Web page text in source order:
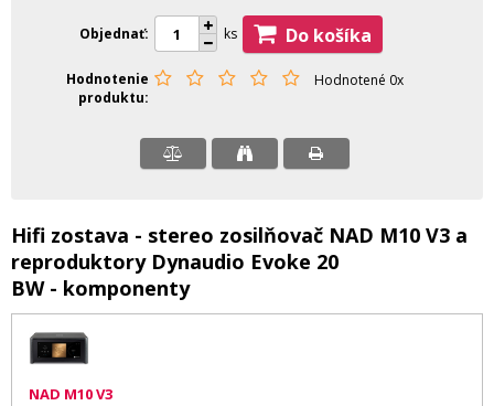
Objednať ks Do košíka
Hodnotenie
produktu
Hodnotené 0x
Hifi zostava - stereo zosilňovač NAD M10 V3 a
reproduktory Dynaudio Evoke 20
BW - komponenty
NAD M10 V3